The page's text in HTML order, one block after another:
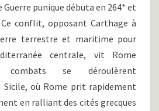
AFRICAINE
(241-
237
AV.
C)
Guerre punique débuta en 264* et
conflit, opposant Carthage à
terrestre et maritime pour
centrale, vit Rome
combats se déroulèrent
où Rome prit rapidement
en ralliant des cités grecques